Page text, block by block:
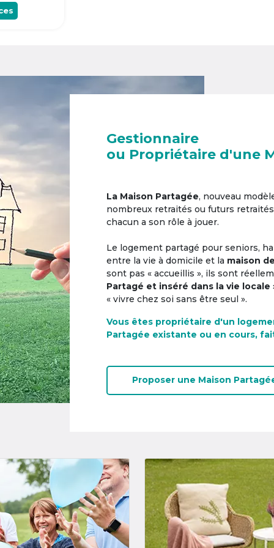
Gestionnaire
ou Propriétaire d'une
La Maison Partagée, nouveau
nombreux retraités ou futurs
chacun a son rôle à jouer.
Le logement partagé pour seniors,
entre la vie à domicile et la maison
sont pas « accueillis », ils sont
Partagé et inséré dans la vie locale
« vivre chez soi sans être seul ».
Vous êtes propriétaire d'un
Partagée existante ou en cours,
Proposer une Maison